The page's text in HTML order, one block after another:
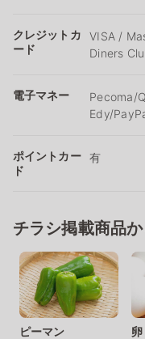
クレジットカ
ード
VISA /
Diners
電子マネー
Pecoma/
Edy/
ポイントカー
ド
有
チラシ掲載商品
ピーマン 卵